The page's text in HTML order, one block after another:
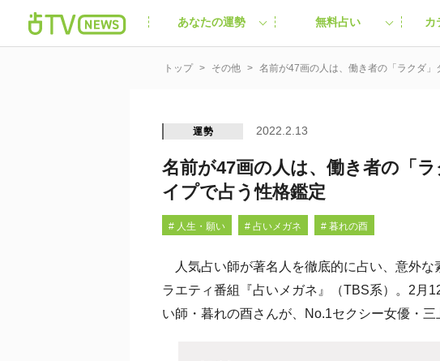
あなたの運勢 無料占い カ
運勢 2022.2.13
名前が47画の人は、働き者の「
イプで占う性格鑑定
# 人生・願い # 占いメガネ # 暮れの酉
人気占い師が著名人を徹底的に占い、意外な
ラエティ番組『占いメガネ』（TBS系）。2月
い師・暮れの酉さんが、No.1セクシー女優・三
トップ その他 名前が47画の人は、働き者の「ラクダ